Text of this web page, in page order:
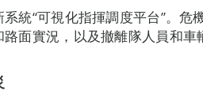
統“可視化指揮調度平台”。危
面實況，以及撤離隊人員和